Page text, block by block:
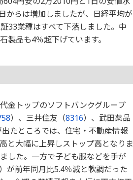
からは増加しましたが、日経平均が
33業種はすべて下落しました。中
品も4％超下げています。
金トップのソフトバンクグループ
）、三井住友（8316）、武田薬品
たところでは、住宅・不動産情報
と大幅に上昇しストップ高となりま
した。一方で子ども服などを手が
が前年同月比5.4％減と軟調だった